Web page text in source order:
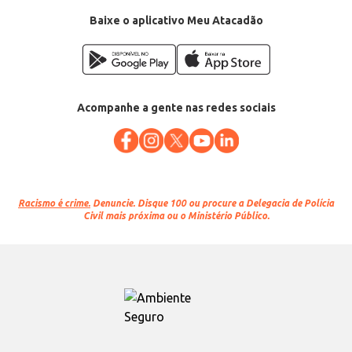
Baixe o aplicativo Meu Atacadão
Acompanhe a gente nas redes sociais
Racismo é crime. Denuncie. Disque 100 ou procure a Delegacia de Polícia
Civil mais próxima ou o Ministério Público.